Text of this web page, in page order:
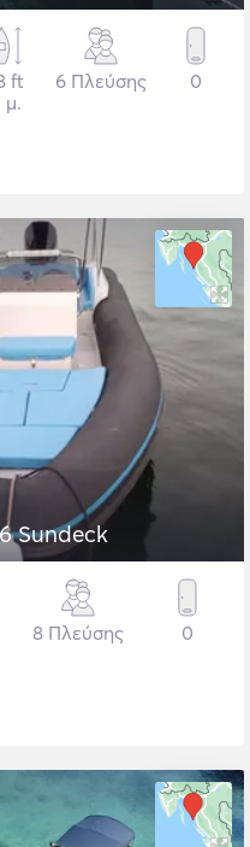
ft
μ.
6 Πλεύσης 0
Sundeck
8 Πλεύσης 0